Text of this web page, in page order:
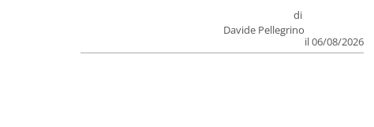
di
Davide Pellegrino
il 06/08/2026